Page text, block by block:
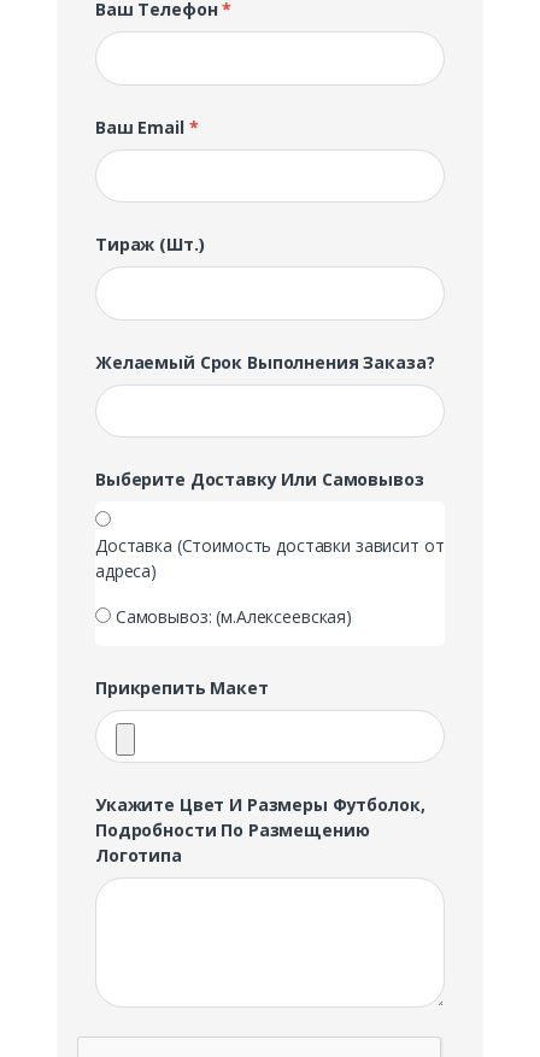
Ваш Телефон*
Ваш Email *
Тираж (шт.)
Желаемый Срок Выполнения Заказа?
Выберите Доставку Или Самовывоз
Доставка (Стоимость доставки зависит от
адреса)
Самовывоз: (м.Алексеевская)
Прикрепить Макет
Укажите Цвет И Размеры Футболок,
Подробности По Размещению
Логотипа